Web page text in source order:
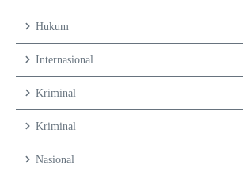
Hukum
Internasional
Kriminal
Kriminal
Nasional